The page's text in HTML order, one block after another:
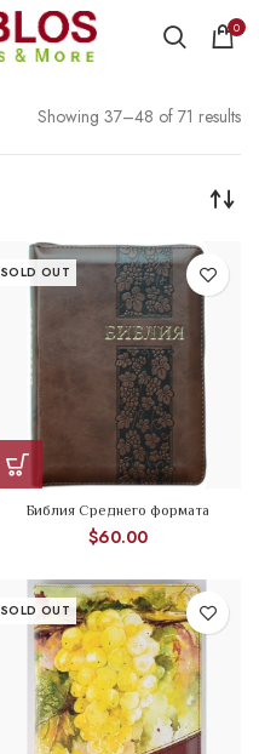
0
Showing 37–48 of 71 results
SOLD OUT
Библия Среднего формата
$60.00
SOLD OUT